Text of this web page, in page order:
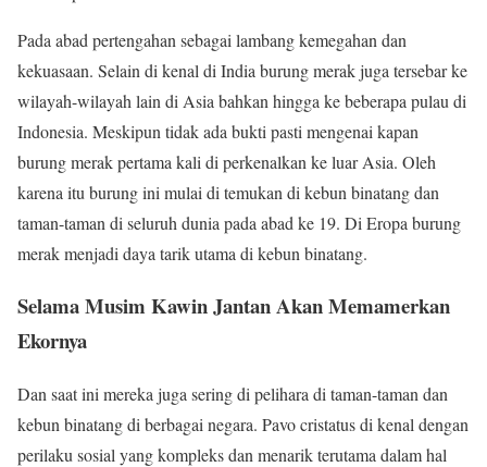
Pada abad pertengahan sebagai lambang kemegahan dan
kekuasaan. Selain di kenal di India burung merak juga tersebar ke
wilayah-wilayah lain di Asia bahkan hingga ke beberapa pulau di
Indonesia. Meskipun tidak ada bukti pasti mengenai kapan
burung merak pertama kali di perkenalkan ke luar Asia. Oleh
karena itu burung ini mulai di temukan di kebun binatang dan
taman-taman di seluruh dunia pada abad ke 19. Di Eropa burung
merak menjadi daya tarik utama di kebun binatang.
Selama Musim Kawin Jantan Akan Memamerkan
Ekornya
Dan saat ini mereka juga sering di pelihara di taman-taman dan
kebun binatang di berbagai negara. Pavo cristatus di kenal dengan
perilaku sosial yang kompleks dan menarik terutama dalam hal